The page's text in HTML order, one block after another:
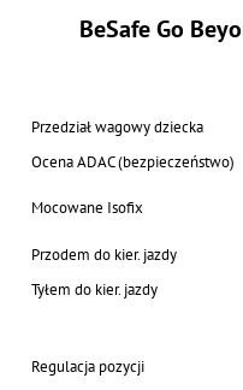
BeSafe Go
Przedział wagowy dziecka
Ocena ADAC (bezpieczeństwo)
Mocowane Isofix
Przodem do kier. jazdy
Tyłem do kier. jazdy
Regulacja pozycji